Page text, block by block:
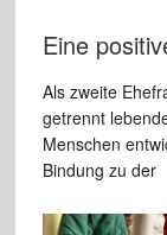
Eine
Als zweite
getrennt
Menschen
Bindung zu der